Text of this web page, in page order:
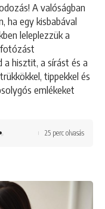
A valóságban
ha egy kisbabával
leleplezzük a
a hisztit, a sírást és a
tippekkel és
emlékeket
25 perc olvasás